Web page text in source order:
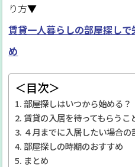
り方▼
賃貸一人暮らしの部屋探し
め
＜目次＞
部屋探しはいつから始める？
賃貸の入居を待ってもらうこ
４月までに入居したい場合の
部屋探しの時期のおすすめ
まとめ